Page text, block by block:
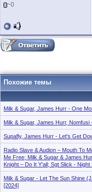
~0
Похожие темы
Milk & Sugar, James Hurr - One
Milk & Sugar, James Hurr,
Supafly, James Hurr - Let's Get
Radio Slave & Audion – Mouth To
Me Free; Milk & Sugar & James
Knight – Do It Y'all; Sgt Slick - Night
Milk & Sugar - Let The Sun Shine
[2024]